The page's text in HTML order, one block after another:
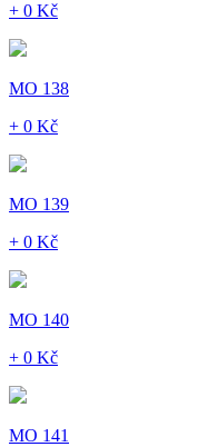
+ 0 Kč
MO 138
+ 0 Kč
MO 139
+ 0 Kč
MO 140
+ 0 Kč
MO 141